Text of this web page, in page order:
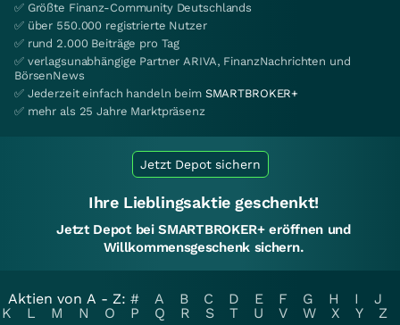
✅ Größte Finanz-Community Deutschlands
✅ über 550.000 registrierte Nutzer
✅ rund 2.000 Beiträge pro Tag
✅ verlagsunabhängige Partner ARIVA, FinanzNachrichten und
BörsenNews
✅ Jederzeit einfach handeln beim SMARTBROKER+
✅ mehr als 25 Jahre Marktpräsenz
Jetzt Depot sichern
Ihre Lieblingsaktie geschenkt!
Jetzt Depot bei SMARTBROKER+ eröffnen und
Willkommensgeschenk sichern.
Aktien von A - Z: # A B C D E F G H I
J
K
L M N O P Q R S T U V W X Y
Z